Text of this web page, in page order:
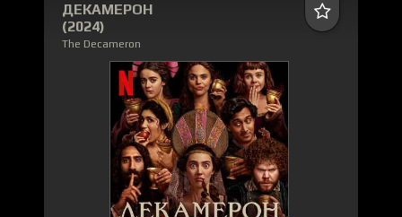
ДЕКАМЕРОН
(2024)
The Decameron